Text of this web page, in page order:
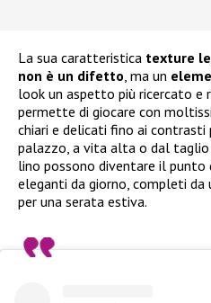
La sua caratteristica texture
non è un difetto , ma un
look un aspetto più ricercato e
permette di giocare con
chiari e delicati fino ai contrasti
palazzo, a vita alta o dal taglio
lino possono diventare il
eleganti da giorno, completi
per una serata estiva.